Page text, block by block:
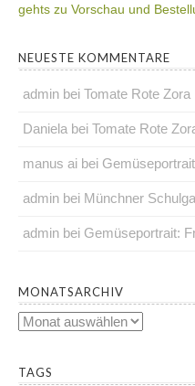
gehts zu Vorschau und
NEUESTE KOMMENTARE
admin bei Tomate Rote Zora
Danielabei Tomate Rote
manus ai bei
admin bei Münchner
admin bei Gemüseportrait:
MONATSARCHIV
Monatsarchiv
TAGS